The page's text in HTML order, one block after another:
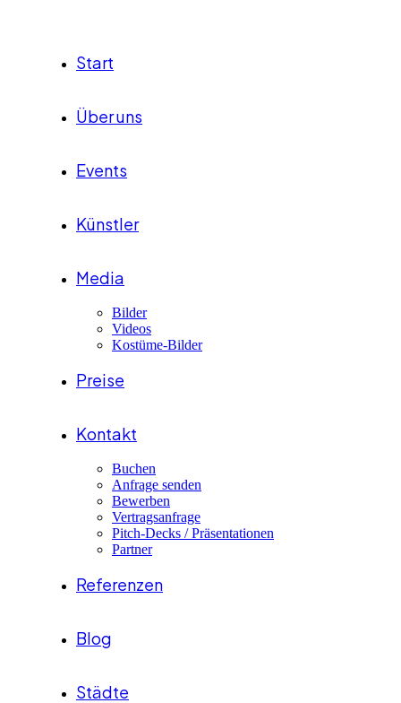
Start
Über uns
Events
Künstler
Media
Bilder
Videos
Kostüme-Bilder
Preise
Kontakt
Buchen
Anfrage senden
Bewerben
Vertragsanfrage
Pitch-Decks / Präsentationen
Partner
Referenzen
Blog
Städte